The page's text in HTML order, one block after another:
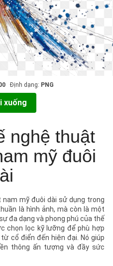
Định dạng: PNG
xuống
nghệ thuật
mỹ đuôi
mỹ đuôi dài sử dụng trong
là hình ảnh, mà còn là một
đa dạng và phong phú của thế
chọn lọc kỹ lưỡng để phù hợp
cổ điển đến hiện đại. Nó giúp
thông ấn tượng và đầy sức